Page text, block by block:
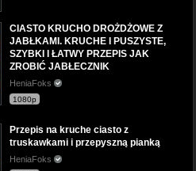
CIASTO KRUCHO DROŻDŻOWE Z
JABŁKAMI. KRUCHE I PUSZYSTE,
SZYBKI I ŁATWY PRZEPIS JAK
ZROBIĆ JABŁECZNIK
HeniaFoks
1080p
Przepis na kruche ciasto z
truskawkami i przepyszną pianką
HeniaFoks